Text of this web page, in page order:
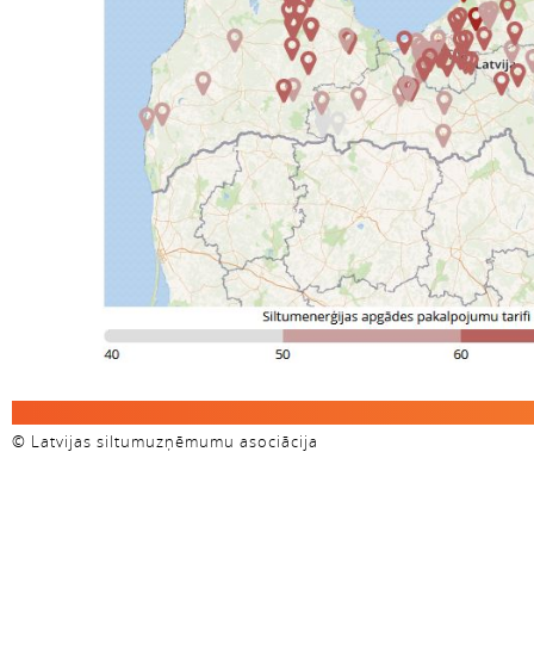
© Latvijas siltumuzņēmumu asociācija